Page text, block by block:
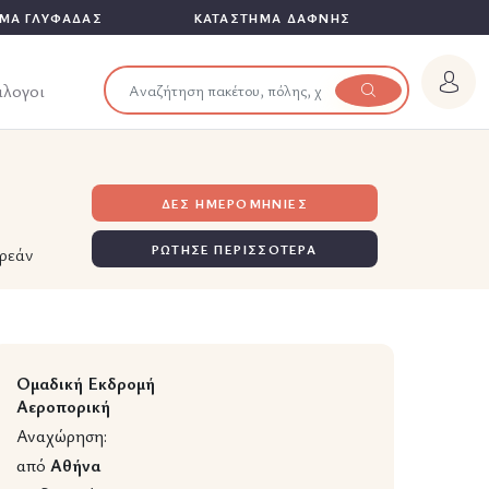
ΓΛΥΦΑΔΑΣ ΚΑΤΑΣΤΗΜΑ ΔΑΦΝΗΣ
ΔΕΣ ΗΜΕΡΟΜΗΝΙΕΣ
ΡΩΤΗΣΕ ΠΕΡΙΣΣΟΤΕΡΑ
Ομαδική Εκδρομή
Αεροπορική
Αναχώρηση:
από Αθήνα